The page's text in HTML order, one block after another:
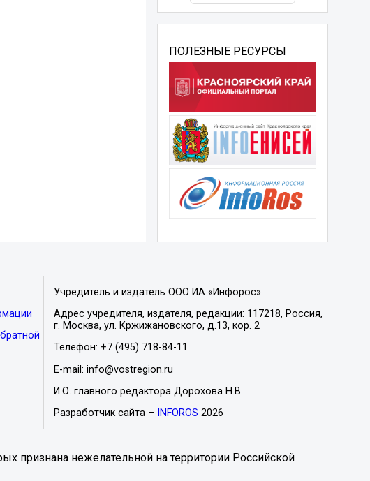
ПОЛЕЗНЫЕ РЕСУРСЫ
Учредитель и издатель ООО ИА «Инфорос».
Адрес учредителя, издателя, редакции: 117218, Россия,
г. Москва, ул. Кржижановского, д.13, кор. 2
Телефон: +7 (495) 718-84-11
E-mail: info@vostregion.ru
И.О. главного редактора Дорохова Н.В.
Разработчик сайта – INFOROS 2026
признана нежелательной на территории Российской